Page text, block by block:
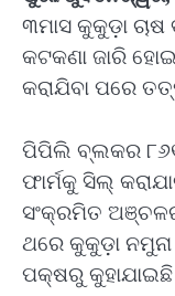
୩ମାସ କୁକୁଡ଼ା
କଟକଣା ଜାରି
କରାଯିବା ପରେ
ପିପିଲି ବ୍ଲକର
ଫାର୍ମକୁ ସିଲ୍
ସଂକ୍ରମିତ ଅଞ୍ଚଳର
ଥରେ କୁକୁଡ଼ା
ପକ୍ଷରୁ